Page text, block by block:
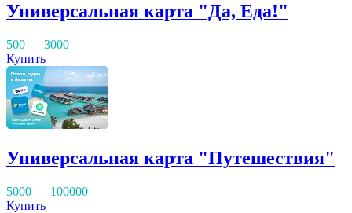
Универсальная карта "Да, Еда!"
500 — 3000
Купить
Универсальная карта "Путешествия"
5000 — 100000
Купить